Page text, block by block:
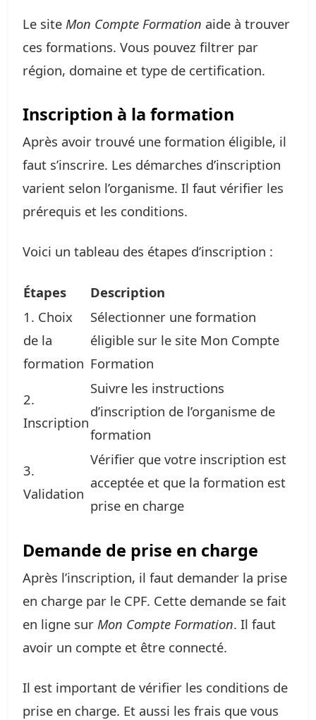
Le site Mon Compte Formation aide à trouver
ces formations. Vous pouvez filtrer par
région, domaine et type de certification.
Inscription à la formation
Après avoir trouvé une formation éligible, il
faut s’inscrire. Les démarches d’inscription
varient selon l’organisme. Il faut vérifier les
prérequis et les conditions.
Voici un tableau des étapes d’inscription :
Étapes
Description
1. Choix
de la
formation
Sélectionner une formation
éligible sur le site Mon Compte
Formation
2.
Inscription
Suivre les instructions
d’inscription de l’organisme de
formation
3.
Validation
Vérifier que votre inscription est
acceptée et que la formation est
prise en charge
Demande de prise en charge
Après l’inscription, il faut demander la prise
en charge par le CPF. Cette demande se fait
en ligne sur Mon Compte Formation. Il faut
avoir un compte et être connecté.
Il est important de vérifier les conditions de
prise en charge. Et aussi les frais que vous